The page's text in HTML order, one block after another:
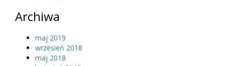
Archiwa
maj 2019
wrzesień 2018
maj 2018